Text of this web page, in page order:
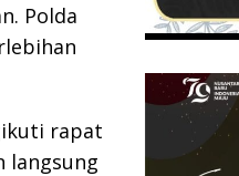
Polda
rapat
langsung